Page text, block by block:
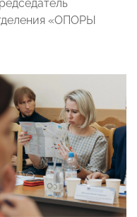
«ОПОРЫ